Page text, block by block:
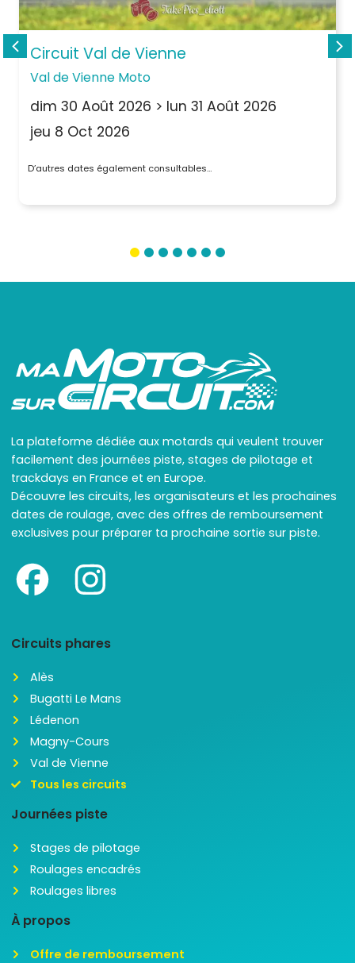
Circuit Val de Vienne
Val de Vienne Moto
dim 30 Août 2026 > lun 31 Août 2026
jeu 8 Oct 2026
D’autres dates également consultables…
La plateforme dédiée aux motards qui veulent trouver
facilement des journées piste, stages de pilotage et
trackdays en France et en Europe.
Découvre les circuits, les organisateurs et les prochaines
dates de roulage, avec des offres de remboursement
exclusives pour préparer ta prochaine sortie sur piste.
Circuits phares
Alès
Bugatti Le Mans
Lédenon
Magny-Cours
Val de Vienne
Tous les circuits
Journées piste
Stages de pilotage
Roulages encadrés
Roulages libres
À propos
Offre de remboursement